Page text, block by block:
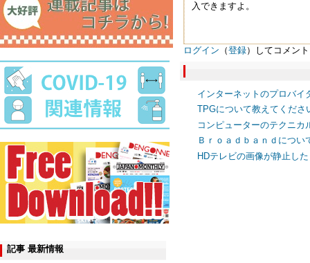
記事 最新情報
入できますよ。
ログイン （登録）してコメン
インターネットのプロバイ
TPGについて教えてくださ
コンピューターのテクニカ
Ｂｒｏａｄｂａｎｄについ
HDテレビの画像が静止し